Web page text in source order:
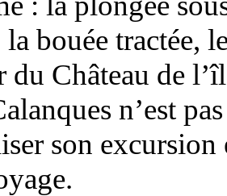
bouée tractée,
du Château de
n’est
son